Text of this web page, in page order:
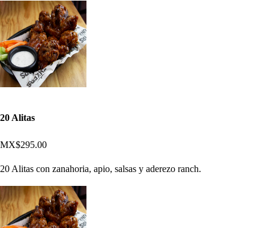
20 Alitas
MX$295.00
20 Alitas con zanahoria, apio, salsas y aderezo ranch.